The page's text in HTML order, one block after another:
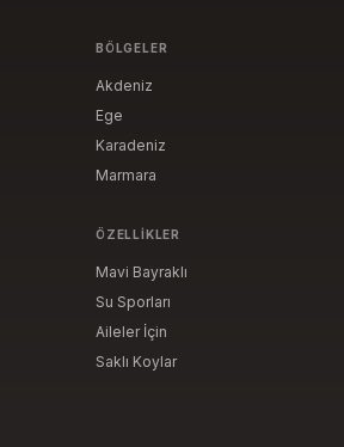
BÖLGELER
Akdeniz
Ege
Karadeniz
Marmara
ÖZELLIKLER
Mavi Bayraklı
Su Sporları
Aileler İçin
Saklı Koylar